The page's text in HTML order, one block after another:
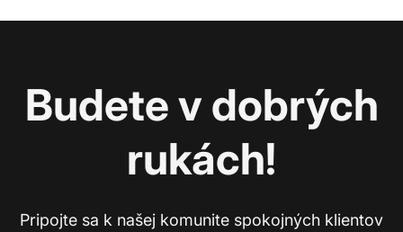
Budete v dobrých
rukách!
Pripojte sa k našej komunite spokojných klientov